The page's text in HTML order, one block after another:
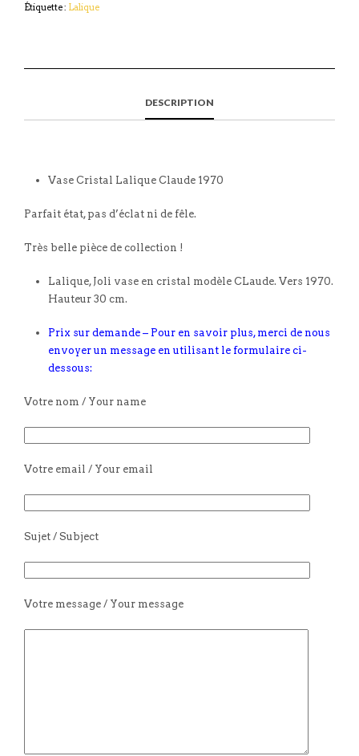
Étiquette : Lalique
DESCRIPTION
Vase Cristal Lalique Claude 1970
Parfait état, pas d’éclat ni de fêle.
Très belle pièce de collection !
Lalique, Joli vase en cristal modèle CLaude. Vers 1970.
Hauteur 30 cm.
Prix sur demande – Pour en savoir plus, merci de nous
envoyer un message en utilisant le formulaire ci-
dessous:
Votre nom / Your name
Votre email / Your email
Sujet / Subject
Votre message / Your message